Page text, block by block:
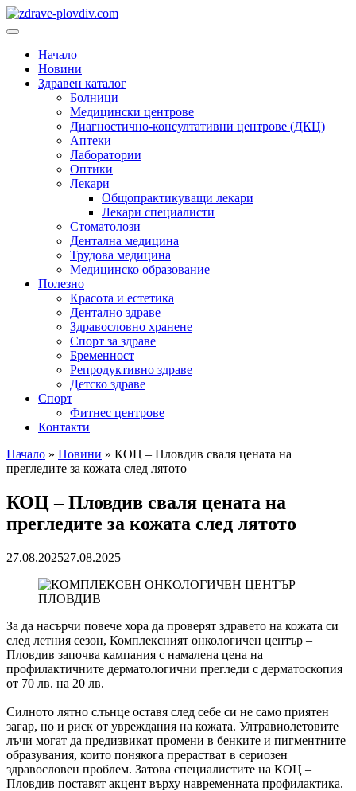
Преминете
към
Основно
Начало
Новини
Здравен каталог
Болници
Медицински центрове
Диагностично-консултативни центрове (ДКЦ)
Аптеки
Лаборатории
Оптики
Лекари
Общопрактикуващи лекари
Лекари специалисти
Стоматолози
Дентална медицина
Трудова медицина
Медицинско образование
Полезно
Красота и естетика
Дентално здраве
Здравословно хранене
Спорт за здраве
Бременност
Репродуктивно здраве
Детско здраве
Спорт
Фитнес центрове
Контакти
Начало » Новини » КОЦ – Пловдив сваля цената на
прегледите за кожата след лятото
КОЦ – Пловдив сваля цената на
прегледите за кожата след лятото
27.08.202527.08.2025
За да насърчи повече хора да проверят здравето на кожата си
след летния сезон, Комплексният онкологичен център –
Пловдив започва кампания с намалена цена на
профилактичните дерматологични прегледи с дерматоскопия
от 70 лв. на 20 лв.
Силното лятно слънце оставя след себе си не само приятен
загар, но и риск от увреждания на кожата. Ултравиолетовите
лъчи могат да предизвикат промени в бенките и пигментните
образувания, които понякога прерастват в сериозен
здравословен проблем. Затова специалистите на КОЦ –
Пловдив поставят акцент върху навременната профилактика.